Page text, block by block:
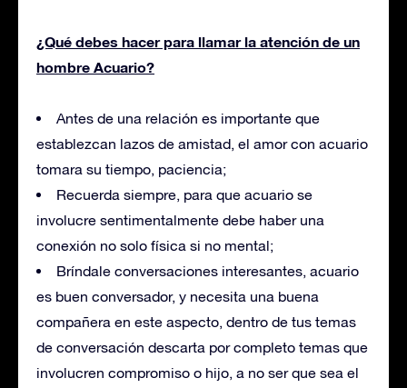
¿Qué debes hacer para llamar la atención de un
hombre Acuario?
Antes de una relación es importante que
establezcan lazos de amistad, el amor con acuario
tomara su tiempo, paciencia;
Recuerda siempre, para que acuario se
involucre sentimentalmente debe haber una
conexión no solo física si no mental;
Bríndale conversaciones interesantes, acuario
es buen conversador, y necesita una buena
compañera en este aspecto, dentro de tus temas
de conversación descarta por completo temas que
involucren compromiso o hijo, a no ser que sea el